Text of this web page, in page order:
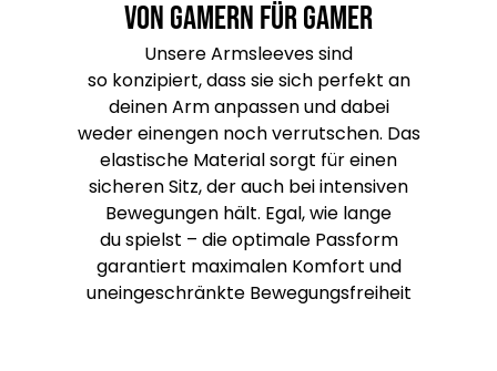
Von Gamern für Gamer
Unsere Armsleeves sind
so konzipiert, dass sie sich perfekt an
deinen Arm anpassen und dabei
weder einengen noch verrutschen. Das
elastische Material sorgt für einen
sicheren Sitz, der auch bei intensiven
Bewegungen hält. Egal, wie lange
du spielst – die optimale Passform
garantiert maximalen Komfort und
uneingeschränkte Bewegungsfreiheit